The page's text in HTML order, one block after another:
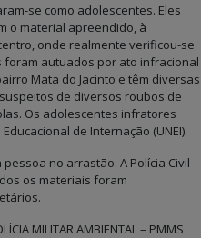
se como adolescentes. Eles
o material apreendido, à
onde realmente verificou-se
foram autuados por ato infracional
Mata do Jacinto e têm diversas
de diversos roubos de
Os adolescentes infratores
de Internação (UNEI).
no arrastão. A Polícia Civil
os materiais foram
MILITAR AMBIENTAL – PMMS